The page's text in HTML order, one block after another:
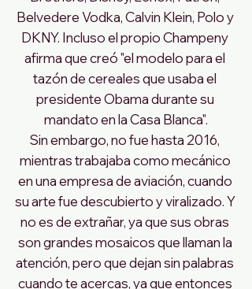
Belvedere Vodka, Calvin Klein, Polo y
DKNY. Incluso el propio Champeny
afirma que creó "el modelo para el
tazón de cereales que usaba el
presidente Obama durante su
mandato en la Casa Blanca".
Sin embargo, no fue hasta 2016,
mientras trabajaba como mecánico
en una empresa de aviación, cuando
su arte fue descubierto y viralizado. Y
no es de extrañar, ya que sus obras
son grandes mosaicos que llaman la
atención, pero que dejan sin palabras
cuando te acercas, ya que entonces